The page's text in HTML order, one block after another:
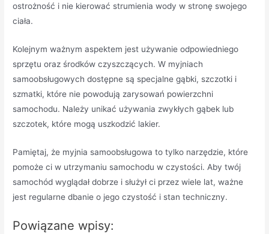
ostrożność i nie kierować strumienia wody w stronę swojego
ciała.
Kolejnym ważnym aspektem jest używanie odpowiedniego
sprzętu oraz środków czyszczących. W myjniach
samoobsługowych dostępne są specjalne gąbki, szczotki i
szmatki, które nie powodują zarysowań powierzchni
samochodu. Należy unikać używania zwykłych gąbek lub
szczotek, które mogą uszkodzić lakier.
Pamiętaj, że myjnia samoobsługowa to tylko narzędzie, które
pomoże ci w utrzymaniu samochodu w czystości. Aby twój
samochód wyglądał dobrze i służył ci przez wiele lat, ważne
jest regularne dbanie o jego czystość i stan techniczny.
Powiązane wpisy: